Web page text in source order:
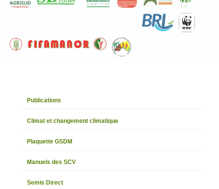
Publications
Climat et changement climatique
Plaquette GSDM
Manuels des SCV
Semis Direct